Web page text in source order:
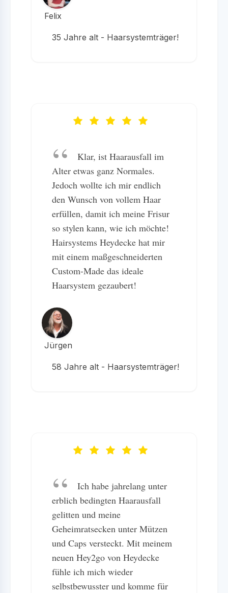
Felix
35 Jahre alt - Haarsystemträger!
Klar, ist Haarausfall im
Alter etwas ganz Normales.
Jedoch wollte ich mir endlich
den Wunsch von vollem Haar
erfüllen, damit ich meine Frisur
so stylen kann, wie ich möchte!
Hairsystems Heydecke hat mir
mit einem maßgeschneiderten
Custom-Made das ideale
Haarsystem gezaubert!
Jürgen
58 Jahre alt - Haarsystemträger!
Ich habe jahrelang unter
erblich bedingten Haarausfall
gelitten und meine
Geheimratsecken unter Mützen
und Caps versteckt. Mit meinem
neuen Hey2go von Heydecke
fühle ich mich wieder
selbstbewusster und komme für